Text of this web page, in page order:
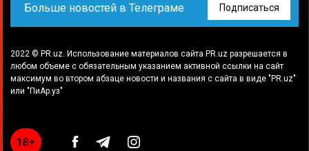
Больше новостей в Телеграме Подписаться
2022 © PR.uz. Использование материалов сайта PR.uz разрешается в
любом объеме с обязательным указанием активной ссылки на сайт
максимум во втором абзаце новости и названия с сайта в виде "PR.uz"
или "ПиАр.уз"